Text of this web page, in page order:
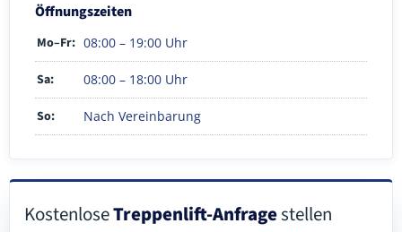
Öffnungszeiten
Mo–Fr: 08:00 – 19:00 Uhr
Sa: 08:00 – 18:00 Uhr
So: Nach Vereinbarung
KostenloseTreppenlift-Anfragestellen